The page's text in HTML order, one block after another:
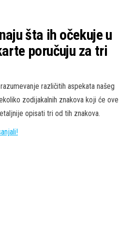
šta ih očekuje u
poručuju za tri
različitih aspekata našeg
zodijakalnih znakova koji će ove
opisati tri od tih znakova.